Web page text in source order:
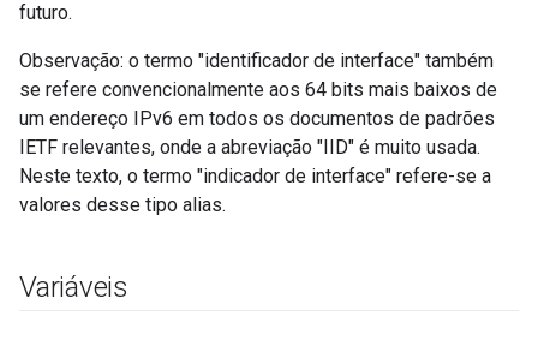
futuro.
Observação: o termo "identificador de interface" também
se refere convencionalmente aos 64 bits mais baixos de
um endereço IPv6 em todos os documentos de padrões
IETF relevantes, onde a abreviação "IID" é muito usada.
Neste texto, o termo "indicador de interface" refere-se a
valores desse tipo alias.
Variáveis